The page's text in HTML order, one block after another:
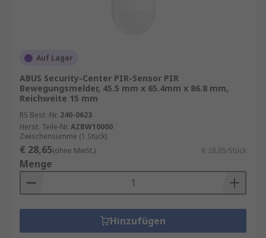
Auf Lager
ABUS Security-Center PIR-Sensor PIR
Bewegungsmelder, 45.5 mm x 65.4mm x 86.8 mm,
Reichweite 15 mm
RS Best.-Nr. 240-0623
Herst. Teile-Nr. AZBW10000
Zwischensumme (1 Stück)
€ 28,65(ohne MwSt.) € 28,65/Stück
Menge
Hinzufügen